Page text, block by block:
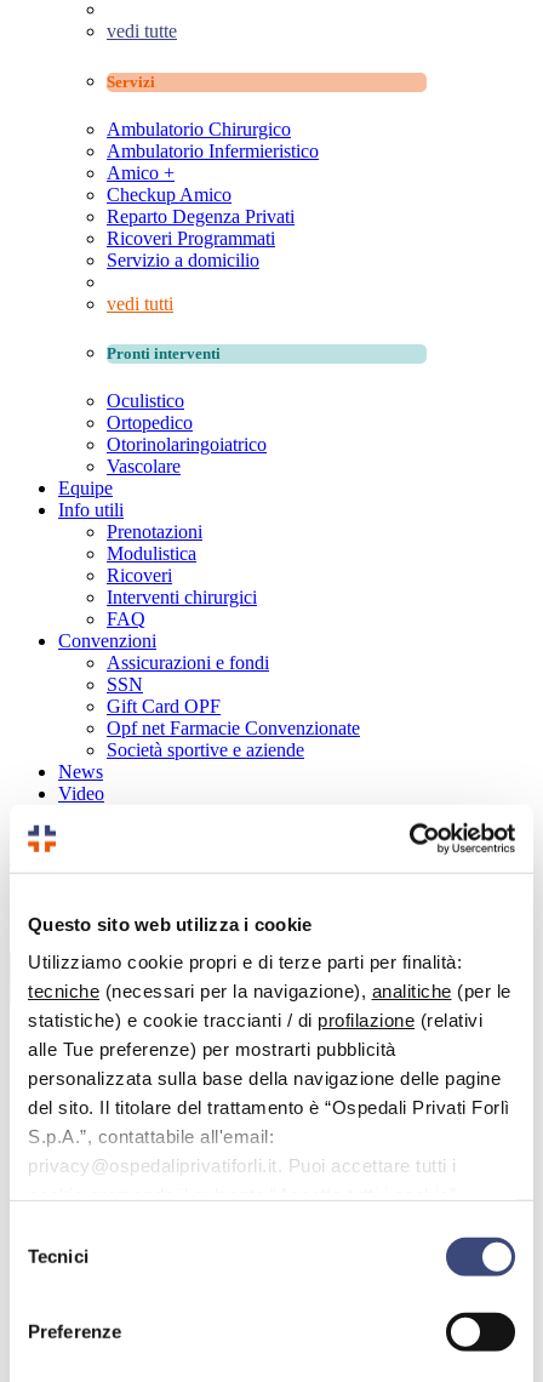
Questo sito web utilizza i cookie
Utilizziamo cookie propri e di terze parti per finalità:
tecniche (necessari per la navigazione), analitiche (per le
statistiche) e cookie traccianti / di profilazione (relativi
alle Tue preferenze) per mostrarti pubblicità
personalizzata sulla base della navigazione delle pagine
del sito. Il titolare del trattamento è “Ospedali Privati Forlì
S.p.A.”, contattabile all'email:
privacy@ospedaliprivatiforli.it. Puoi accettare tutti i
gestire le tue preferenze facendo clic su “Personalizza”.
delTecnici
Preferenze
vedi tutte
Servizi
Ambulatorio Chirurgico
Ambulatorio Infermieristico
Amico +
Checkup Amico
Reparto Degenza Privati
Ricoveri Programmati
Servizio a domicilio
vedi tutti
Pronti interventi
Oculistico
Ortopedico
Otorinolaringoiatrico
Vascolare
Equipe
Info utili
Prenotazioni
Modulistica
Ricoveri
Interventi chirurgici
FAQ
Convenzioni
Assicurazioni e fondi
SSN
Gift Card OPF
Opf net Farmacie Convenzionate
Società sportive e aziende
News
Video
Vai al contenuto principale
Benvenuto nell'area dedicata alle domande più frequenti.
Cerca
FAQ
Gli esami di laboratorio vanno prenotati?
prenotati?
Per eseguire gli esami è necessario prenotarli attraverso la
nostra piattaforma on line
o tramite la App OPF